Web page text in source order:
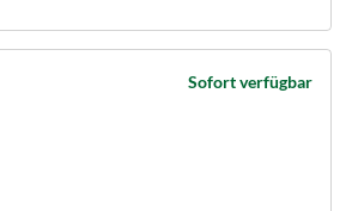
Sofort verfügbar